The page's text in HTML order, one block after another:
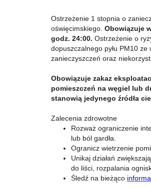
Ostrzeżenie 1 stopnia o
oświęcimskiego. Obowiązuje
godz. 24:00. Ostrzeżenie o
dopuszczalnego pyłu PM10
zanieczyszczeń oraz
Obowiązuje zakaz
pomieszczeń na węgiel lub
stanowią jedynego źródła
Zalecenia zdrowotne
Rozważ ograniczenie
lub ból gardła.
Ogranicz wietrzenie
Unikaj działań
do liści, rozpalania
Śledź na bieżąco